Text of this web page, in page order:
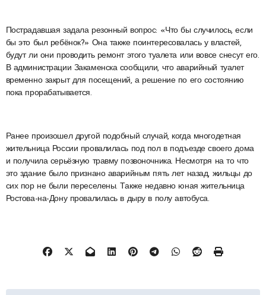
Пострадавшая задала резонный вопрос: «Что бы случилось, если
бы это был ребёнок?» Она также поинтересовалась у властей,
будут ли они проводить ремонт этого туалета или вовсе снесут его.
В администрации Закаменска сообщили, что аварийный туалет
временно закрыт для посещений, а решение по его состоянию
пока прорабатывается.
Ранее произошел другой подобный случай, когда многодетная
жительница России провалилась под пол в подъезде своего дома
и получила серьёзную травму позвоночника. Несмотря на то что
это здание было признано аварийным пять лет назад, жильцы до
сих пор не были переселены. Также недавно юная жительница
Ростова-на-Дону провалилась в дыру в полу автобуса.